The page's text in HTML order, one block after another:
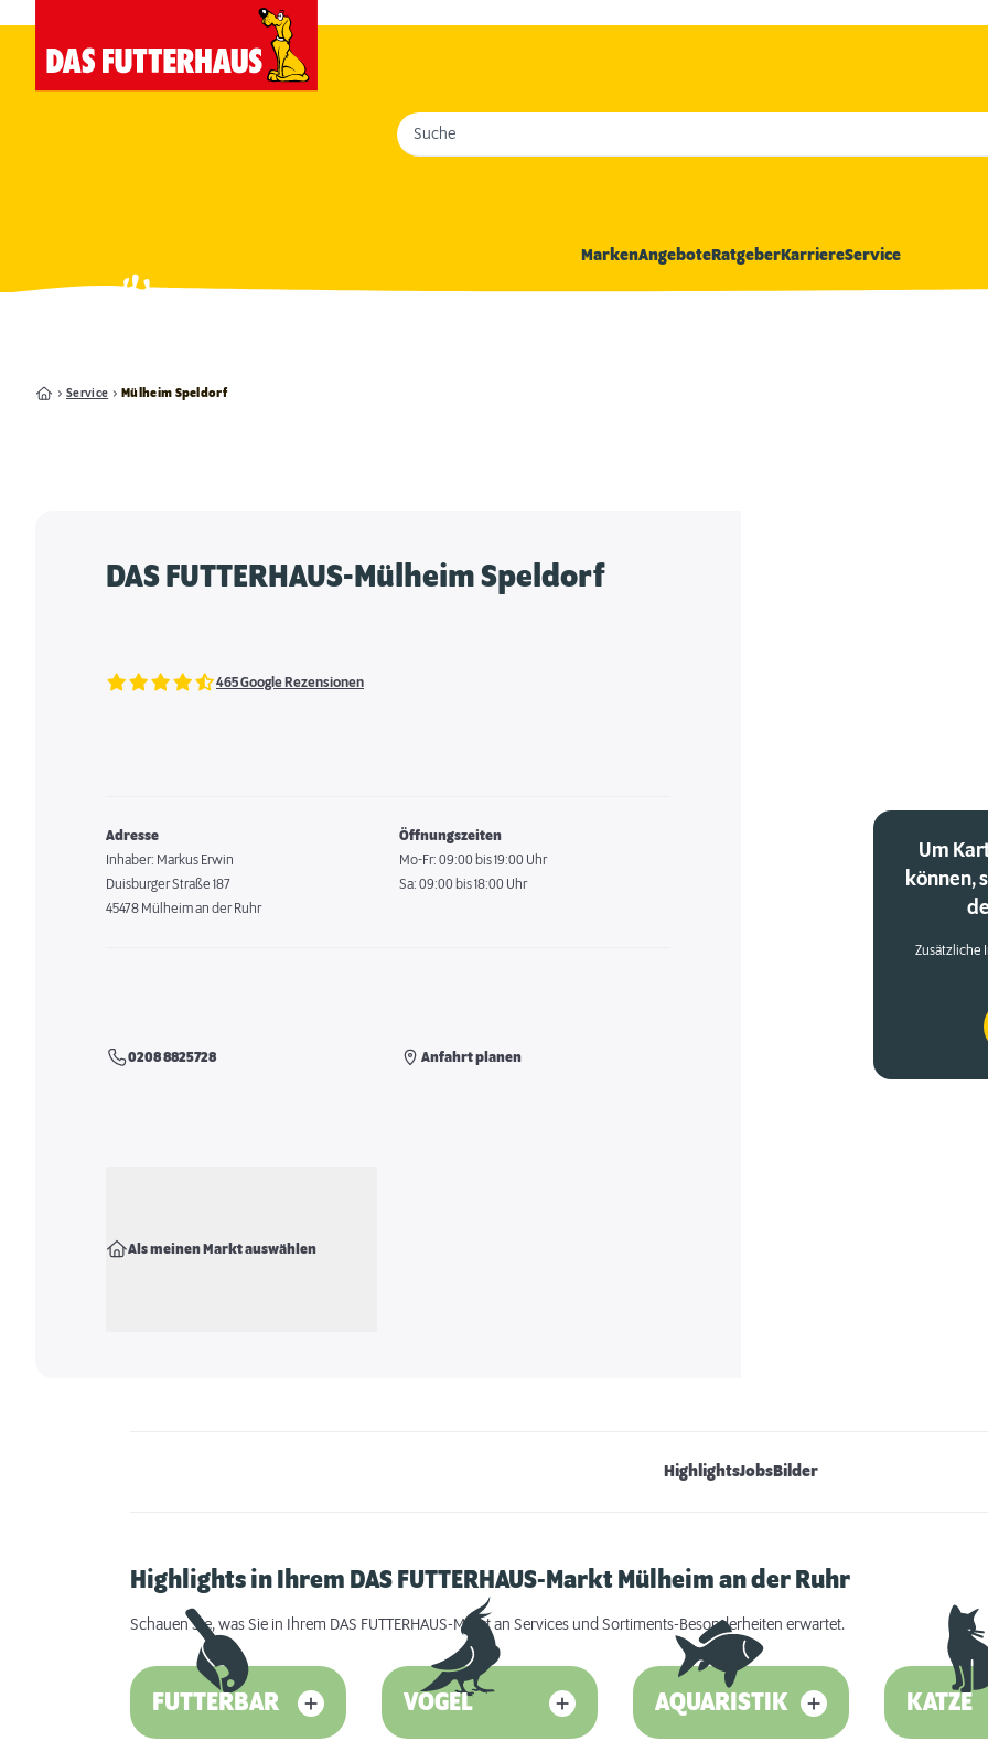
Suche
MarkenAngeboteRatgeberKarriereService
Service Mülheim Speldorf
DAS FUTTERHAUS-Mülheim Speldorf
465 Google Rezensionen
Adresse
Inhaber: Markus Erwin
Duisburger Straße 187
45478 Mülheim an der Ruhr
Öffnungszeiten
Mo-Fr: 09:00 bis 19:00 Uhr
Sa: 09:00 bis 18:00 Uhr
0208 8825728 Anfahrt planen
Als meinen Markt auswählen
Um
können,
Zusätzliche
HighlightsJobsBilder
Highlights in Ihrem DAS FUTTERHAUS-Markt Mülheim an der Ruhr
Schauen Sie, was Sie in Ihrem DAS FUTTERHAUS-Markt an Services und Sortiments-Besonderheiten erwartet.
FUTTERBAR VOGEL AQUARISTIK KATZE